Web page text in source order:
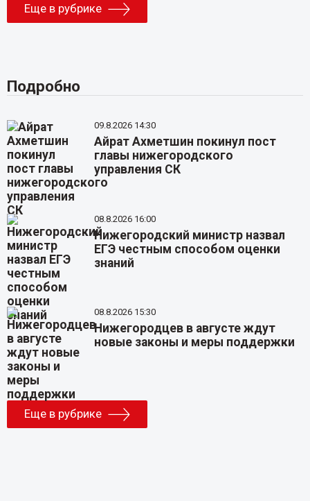
Еще в рубрике
Подробно
09.8.2026 14:30
Айрат Ахметшин покинул пост
главы нижегородского
управления СК
08.8.2026 16:00
Нижегородский министр назвал
ЕГЭ честным способом оценки
знаний
08.8.2026 15:30
Нижегородцев в августе ждут
новые законы и меры поддержки
Еще в рубрике